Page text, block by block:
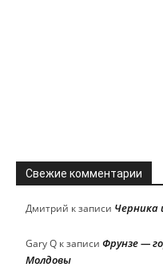
Свежие комментарии
Дмитрий к записи Черника
Gary Q к записи Фрунзе —
Молдовы